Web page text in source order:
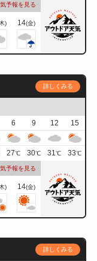
予報を見る
) 14(金)
詳しくみる
6 9 12
15
27℃ 30℃ 31℃ 33℃
予報を見る
) 14(金)
詳しくみる